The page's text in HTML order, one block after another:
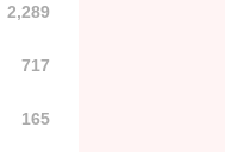
2,289
717
165